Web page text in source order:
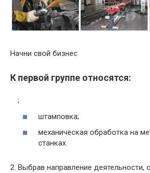
Начни свой бизнес
К первой группе относятся:
;
штамповка;
механическая обработка на
станках.
2. Выбрав направление деятельности,